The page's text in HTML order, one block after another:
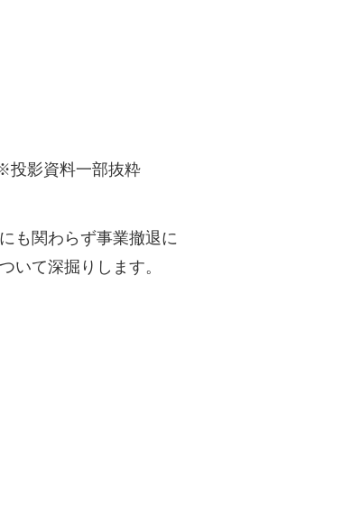
影資料一部抜粋
も関わらず事業撤退に
いて深掘りします。